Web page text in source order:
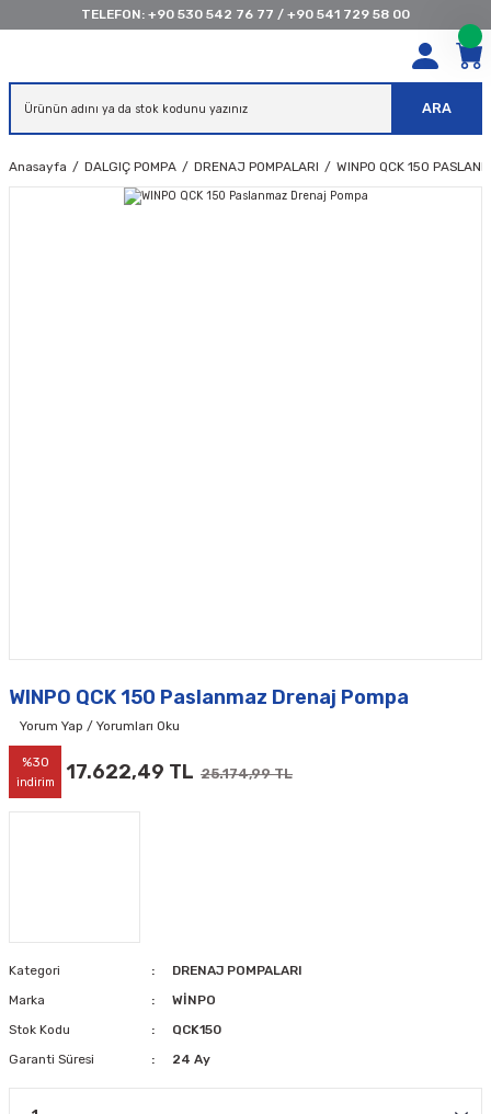
TELEFON: +90 530 542 76 77 / +90 541 729 58 00
ARA
Anasayfa DALGIÇ POMPA DRENAJ POMPALARI WINPO QCK 150
WINPO QCK 150 Paslanmaz Drenaj Pompa
Yorum Yap / Yorumları Oku
%30
indirim 17.622,49 TL 25.174,99 TL
Kategori
DRENAJ POMPALARI
Marka
WİNPO
Stok Kodu
QCK150
Garanti Süresi
24 Ay